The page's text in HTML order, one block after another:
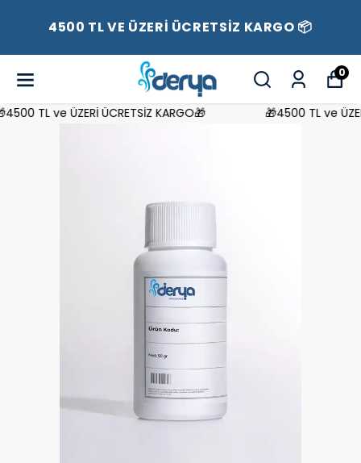
4500 TL VE ÜZERİ ÜCRETSİZ KARGO 📦
0
TL ve ÜZERİ ÜCRETSİZ KARGO🎁 🎁4500 TL ve